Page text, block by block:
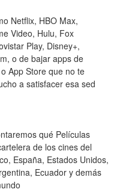
Netflix, HBO Max,
Video, Hulu, Fox
Play, Disney+,
o de bajar apps de
App Store que no te
a satisfacer esa sed
qué Películas
de los cines del
España, Estados Unidos,
Ecuador y demás